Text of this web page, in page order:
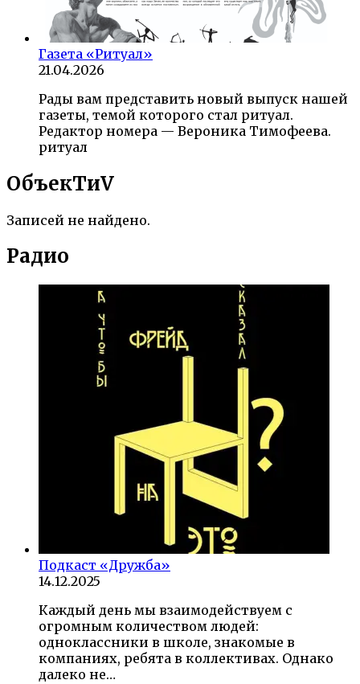
Газета «Ритуал»
21.04.2026
Рады вам представить новый выпуск нашей
газеты, темой которого стал ритуал.
Редактор номера — Вероника Тимофеева.
ритуал
ОбъекTиV
Записей не найдено.
Радио
Подкаст «Дружба»
14.12.2025
Каждый день мы взаимодействуем с
огромным количеством людей:
одноклассники в школе, знакомые в
компаниях, ребята в коллективах. Однако
далеко не…